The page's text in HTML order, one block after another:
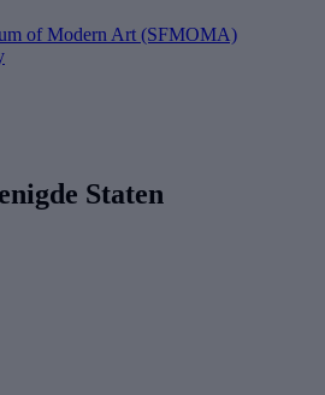
of Modern Art (SFMOMA)
Staten